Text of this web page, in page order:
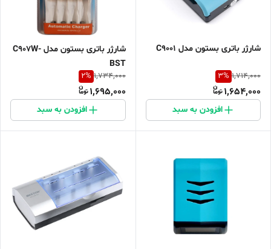
شارژر باتری بستون مدل C9001
1,714,000
3%
1,654,000
افزودن به سبد
شارژر باتری بستون مدل C907W-
BST
1,734,000
2%
1,695,000
افزودن به سبد